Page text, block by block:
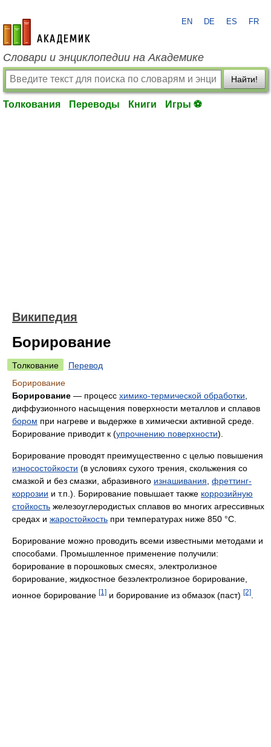
academic.ru
EN DE ES FR
Словари и энциклопедии на Академике
Найти!
Толкования Переводы Книги Игры ⚽
Википедия
Борирование
Толкование
Перевод
Борирование
Борирование — процесс химико-термической обработки
диффузионного насыщения поверхности металлов и сплавов
бором при нагреве и выдержке в химически активной среде.
Борирование приводит к (упрочнению поверхности).
Борирование проводят преимущественно с целью повышения
износостойкости (в условиях сухого трения, скольжения со
смазкой и без смазки, абразивного изнашивания фреттинг-
коррозии и т.п.). Борирование повышает также коррозийную
стойкость железоуглеродистых сплавов во многих агрессивных
средах и жаростойкость при температурах ниже 850 °C.
Борирование можно проводить всеми известными методами и
способами. Промышленное применение получили:
борирование в порошковых смесях, электролизное
борирование, жидкостное безэлектролизное борирование,
ионное борирование [1] и борирование из обмазок (паст) [2]